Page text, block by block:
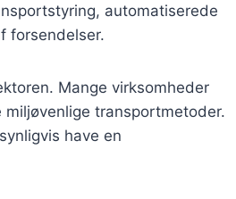
automatiserede
forsendelser.
Mange virksomheder
transportmetoder.
have en